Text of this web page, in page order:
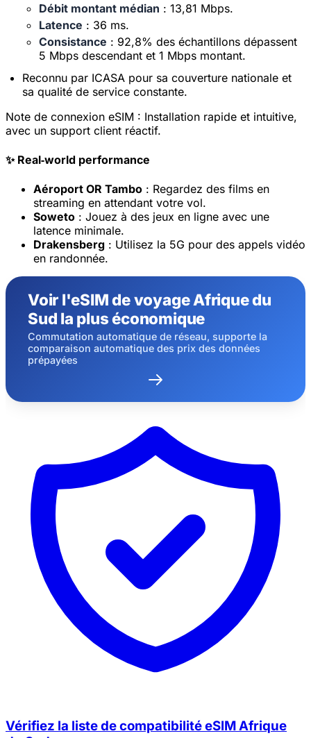
Débit montant médian : 13,81 Mbps.
Latence : 36 ms.
Consistance : 92,8% des échantillons dépassent
5 Mbps descendant et 1 Mbps montant.
Reconnu par ICASA pour sa couverture nationale et
sa qualité de service constante.
Note de connexion eSIM : Installation rapide et intuitive,
avec un support client réactif.
✨ Real‑world performance
Aéroport OR Tambo : Regardez des films en
streaming en attendant votre vol.
Soweto : Jouez à des jeux en ligne avec une
latence minimale.
Drakensberg : Utilisez la 5G pour des appels vidéo
en randonnée.
Voir l'eSIM de voyage Afrique du
Sud la plus économique
Commutation automatique de réseau, supporte la
comparaison automatique des prix des données
prépayées
Vérifiez la liste de compatibilité eSIM Afrique
web20